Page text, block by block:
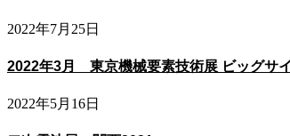
2022年7月25日
2022年3月 東京機械要素技術展 ビッグサ
2022年5月16日